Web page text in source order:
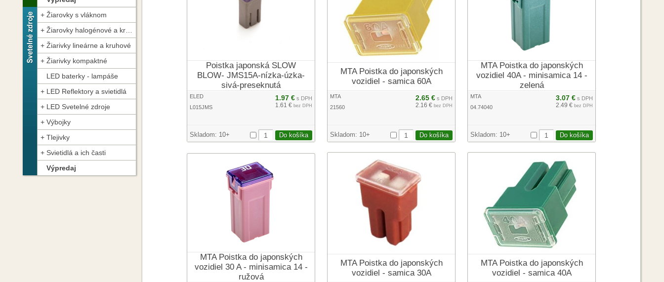
Žiarovky s vláknom
Žiarovky halogénové a kryptónové
Žiarivky lineárne a kruhové
Žiarivky kompaktné
LED baterky - lampáše
LED Reflektory a svietidlá
LED Svetelné zdroje
Výbojky
Tlejivky
Svietidlá a ich časti
Výpredaj
Poistka japonská SLOW
BLOW- JMS15A-nízka-úzka-
sivá-preseknutá
ELED
L015JMS
1.97 € s DPH
1.61 € bez DPH
Skladom: 10+
MTA Poistka do japonských
vozidiel - samica 60A
MTA
21560
2.65 € s DPH
2.16 € bez DPH
Skladom: 10+
MTA Poistka do japonských
vozidiel 40A - minisamica 14 -
zelená
MTA
04.74040
3.07 € s DPH
2.49 € bez DPH
Skladom: 10+
MTA Poistka do japonských
vozidiel 30 A - minisamica 14 -
ružová
MTA Poistka do japonských
vozidiel - samica 30A
MTA Poistka do japonských
vozidiel - samica 40A